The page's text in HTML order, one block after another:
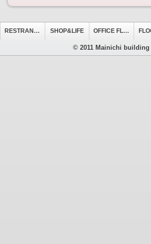
RESTRANT&CAFE SHOP&LIFE OFFICE FLOOR
© 2011 Mainichi building